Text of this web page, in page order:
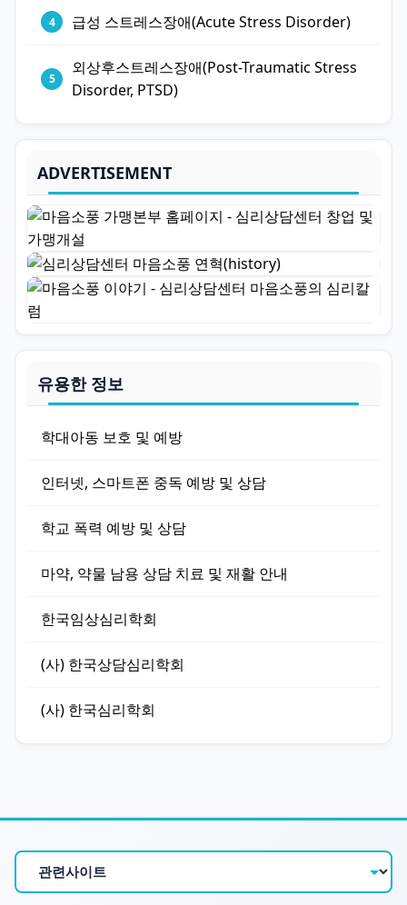
급성 스트레스장애(Acute Stress Disorder)
외상후스트레스장애(Post-Traumatic Stress
Disorder, PTSD)
ADVERTISEMENT
유용한 정보
학대아동 보호 및 예방
인터넷, 스마트폰 중독 예방 및 상담
학교 폭력 예방 및 상담
마약, 약물 남용 상담 치료 및 재활 안내
한국임상심리학회
(사) 한국상담심리학회
(사) 한국심리학회